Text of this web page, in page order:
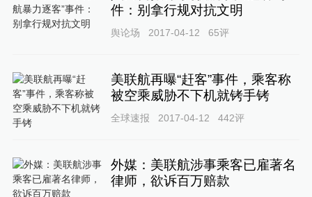
件：别拿行规对抗文明
舆论场 2017-04-12 65评
美联航再曝“赶客”事件，乘客称
被空乘威胁不下机就铐手铐
全球速报 2017-04-12 442评
外媒：美联航涉事乘客已雇著名
律师，欲诉百万赔款